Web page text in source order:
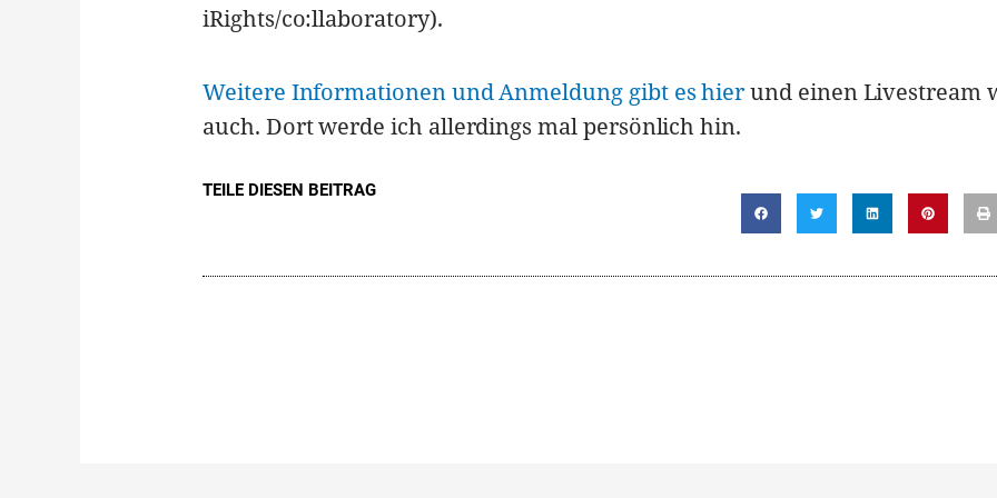
iRights/co:llaboratory).
Weitere Informationen und Anmeldung gibt es hierund einen Livestream
auch. Dort werde ich allerdings mal persönlich hin.
TEILE DIESEN BEITRAG